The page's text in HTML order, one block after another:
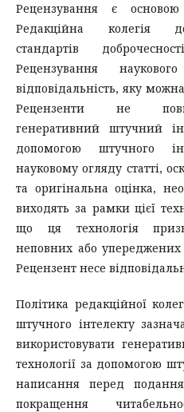
Рецензування є
Редакційна колегія
стандартів
Рецензування
відповідальність, яку
Рецензенти не
генеративний штучний
допомогою штучного
науковому огляду статті,
та оригінальна оцінка,
виходять за рамки цієї
що ця технологія
неповних або
Рецензент несе
Політика редакційної
штучного інтелекту
використовувати
технології за допомогою
написання перед
покращення